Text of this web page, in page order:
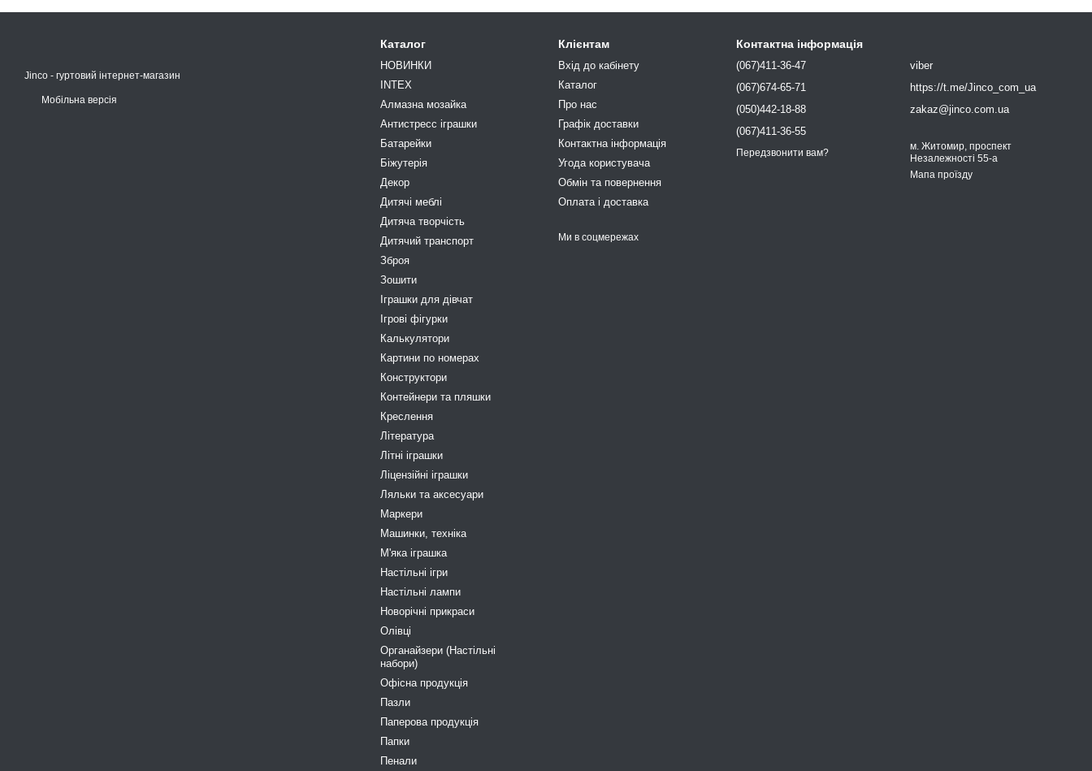
Jinco - гуртовий інтернет-магазин
Мобільна версія
Каталог
НОВИНКИ
INTEX
Алмазна мозайка
Антистресс іграшки
Батарейки
Біжутерія
Декор
Дитячі меблі
Дитяча творчість
Дитячий транспорт
Зброя
Зошити
Іграшки для дівчат
Ігрові фігурки
Калькулятори
Картини по номерах
Конструктори
Контейнери та пляшки
Креслення
Література
Літні іграшки
Ліцензійні іграшки
Ляльки та аксесуари
Маркери
Машинки, техніка
М'яка іграшка
Настільні ігри
Настільні лампи
Новорічні прикраси
Олівці
Органайзери (Настільні
набори)
Офісна продукція
Пазли
Паперова продукція
Папки
Пенали
Клієнтам
Вхід до кабінету
Каталог
Про нас
Графік доставки
Контактна інформація
Угода користувача
Обмін та повернення
Оплата і доставка
Ми в соцмережах
Контактна інформація
(067)411-36-47
(067)674-65-71
(050)442-18-88
(067)411-36-55
Передзвонити вам?
viber
https://t.me/Jinco_com_ua
zakaz@jinco.com.ua
м. Житомир, проспект
Незалежності 55-а
Мапа проїзду